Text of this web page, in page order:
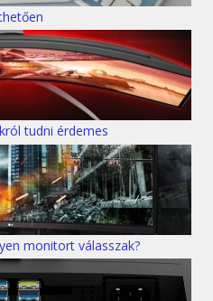
tudni érdemes
monitort válasszak?